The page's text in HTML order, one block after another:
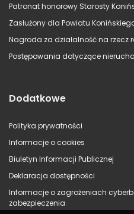
Patronat honorowy Starosty
Zasłużony dla Powiatu
Nagroda za działalność na rzecz
Postępowania dotyczące
Dodatkowe
Polityka prywatności
Informacje o cookies
Biuletyn Informacji Publicznej
Deklaracja dostępności
Informacje o zagrożeniach
zabezpieczenia